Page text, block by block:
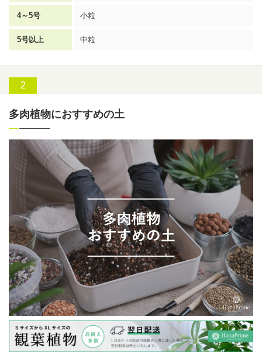
4～5号 小粒
5号以上 中粒
多肉植物におすすめの土